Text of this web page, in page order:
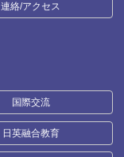
連絡/アクセス
国際交流
日英融合教育